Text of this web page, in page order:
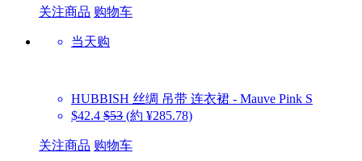
关注商品 购物车
当天购
HUBBISH 丝绸 吊带 连衣裙 - Mauve Pink S
$42.4 $53 (約 ¥285.78)
关注商品 购物车